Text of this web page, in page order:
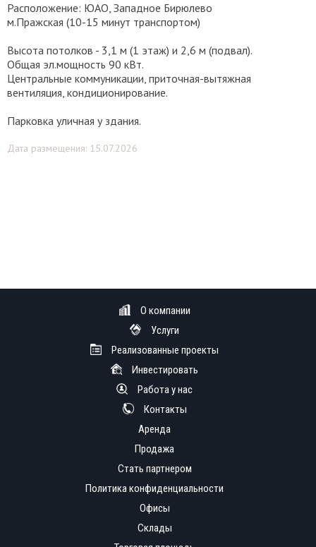
Расположение: ЮАО, Западное Бирюлево
м.Пражская (10-15 минут транспортом)
Высота потолков - 3,1 м (1 этаж) и 2,6 м (подвал).
Общая эл.мощность 90 кВт.
Центральные коммуникации, приточная-вытяжная
вентиляция, кондиционирование.
Парковка уличная у здания.
Дата размещения: 15.07.2026
О компании
Услуги
Реализованные проекты
Инвестировать
Работа у нас
Контакты
Аренда
Продажа
Стать партнером
Политика конфиденциальности
Офисы
Склады